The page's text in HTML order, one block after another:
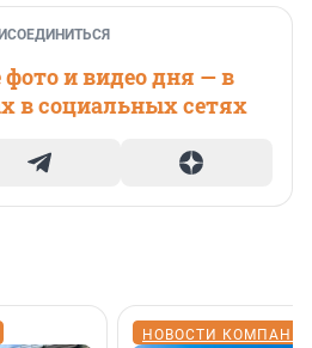
и видео дня — в
в социальных сетях
НОВОСТИ